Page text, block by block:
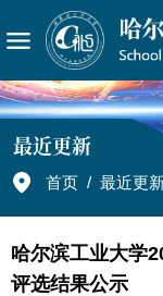
最近更新
首页 / 最近更
哈尔滨工业大学
评选结果公示